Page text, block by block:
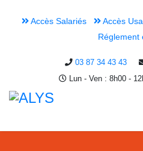
Accès Salariés Accès
Réglement
03 87 34 43 43
Lun - Ven : 8h00 -